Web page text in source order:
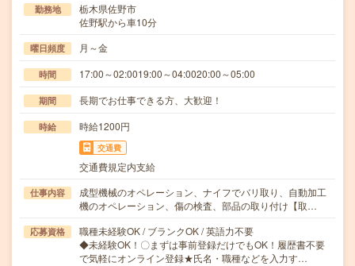
勤務地
栃木県佐野市
佐野駅から車10分
曜日頻度 月～金
時間 17:00～02:0019:00～04:0020:00～05:00
期間 長期でお仕事できる方、大歓迎！
時給 時給1200円
交通費
交通費規定内支給
仕事内容
成型機械のオペレーション、ナイフでバリ取り、自動加工
機のオペレーション、傷の検査、部品の取り付け【取…
応募資格
職種未経験OK / ブランクOK / 英語力不要
◆未経験OK！〇まずは事前登録だけでもOK！履歴書不要
で気軽にオンライン登録★氏名・職種などを入力す…